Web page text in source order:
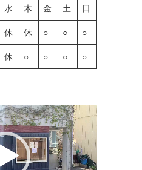
水 木 金 土 日
休 休 ○ ○ ○
休 ○ ○ ○ ○